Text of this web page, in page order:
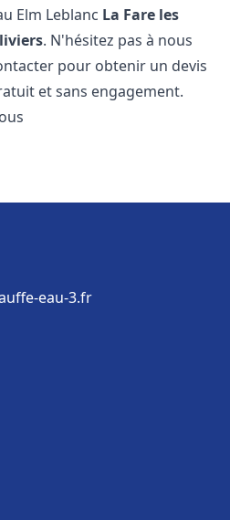
Elm Leblanc La Fare les
. N'hésitez pas à nous
pour obtenir un devis
et sans engagement.
eau-3.fr